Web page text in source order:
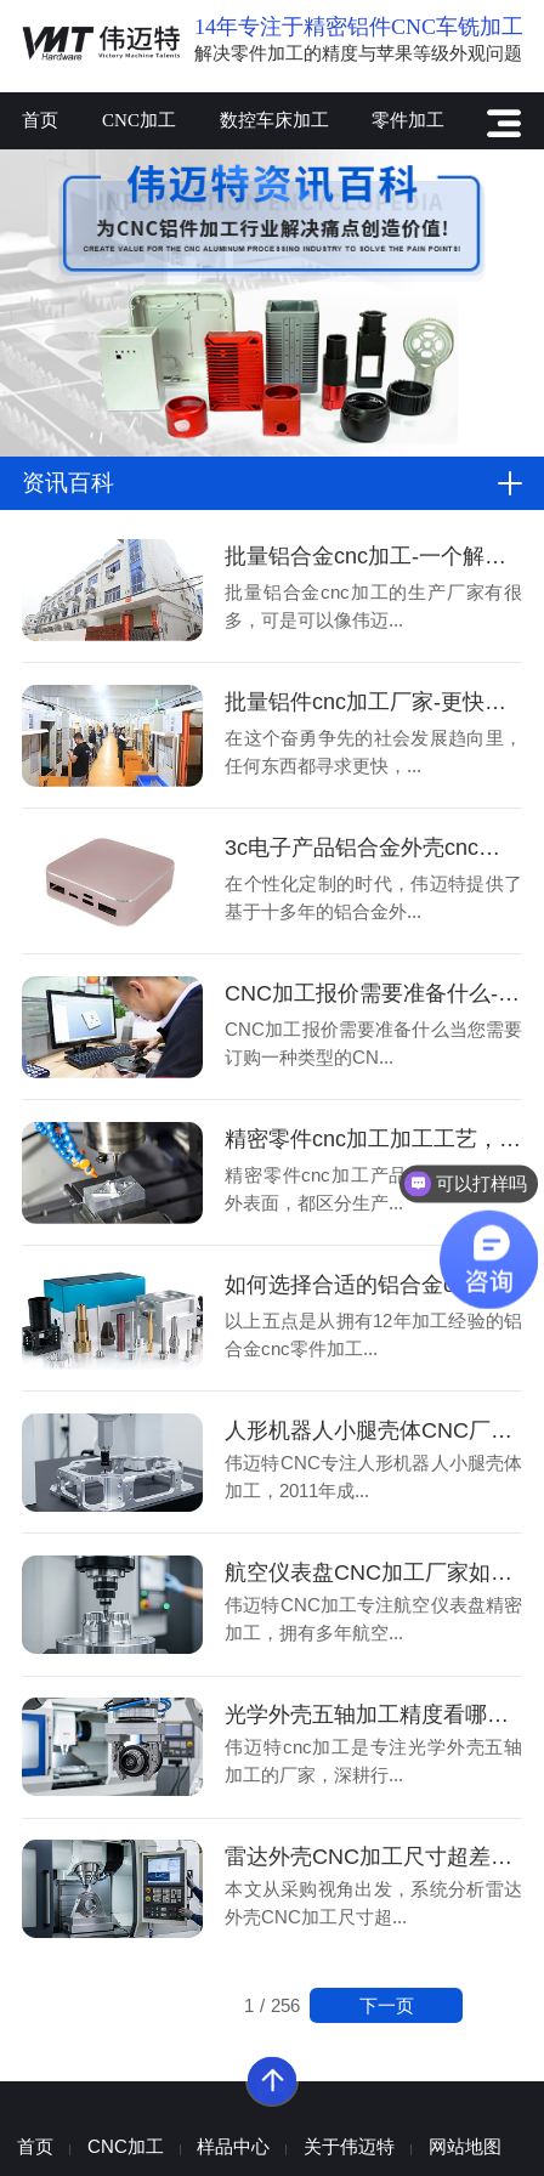
14年专注于精密铝件CNC车铣加工
解决零件加工的精度与苹果等级外观问题
首页 CNC加工 数控车床加工 零件加工
资讯百科
批量铝合金cnc加工-一个解决问题的厂家-深圳伟迈特
批量铝合金cnc加工的生产厂家有很
多，可是可以像伟迈...
批量铝件cnc加工厂家-更快并准确获得报价-深圳伟迈特
在这个奋勇争先的社会发展趋向里，
任何东西都寻求更快，...
3c电子产品铝合金外壳cnc加工的转变-深圳伟迈特
在个性化定制的时代，伟迈特提供了
基于十多年的铝合金外...
CNC加工报价需要准备什么-深圳伟迈特
CNC加工报价需要准备什么当您需要
订购一种类型的CN...
精密零件cnc加工加工工艺，您了解多少？
精密零件cnc加工产品质量标准高的
外表面，都区分生产...
如何选择合适的铝合金cnc加工厂家？
以上五点是从拥有12年加工经验的铝
合金cnc零件加工...
人形机器人小腿壳体CNC厂家怎么选？看准5项指标避开加工误区
伟迈特CNC专注人形机器人小腿壳体
加工，2011年成...
航空仪表盘CNC加工厂家如何保证批量精度？看检测设备与工艺方案5项指标
伟迈特CNC加工专注航空仪表盘精密
加工，拥有多年航空...
光学外壳五轴加工精度看哪些指标？厂家如何保证批量一致性达标（33字）
伟迈特cnc加工是专注光学外壳五轴
加工的厂家，深耕行...
雷达外壳CNC加工尺寸超差原因CNC加工厂家如何保证控制要点
本文从采购视角出发，系统分析雷达
外壳CNC加工尺寸超...
1 / 256 下一页
首页 CNC加工 样品中心 关于伟迈特 网站地图
可以打样吗
有品质控制流程吗